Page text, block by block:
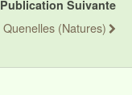
Publication Suivante
Quenelles (natures)